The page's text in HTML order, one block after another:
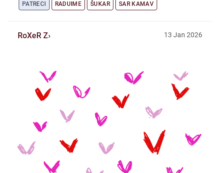
PATRECI RADUIME ŠUKAR SAR KAMAV
RoXeR Z 13 Jan 2026